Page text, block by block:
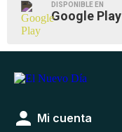
DISPONIBLE EN
Google Play
Mi cuenta